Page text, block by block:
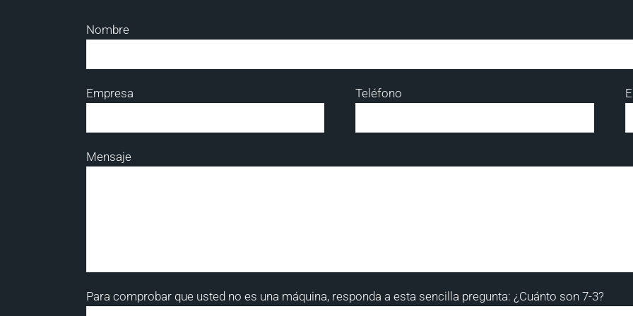
Nombre
Empresa Teléfono
Mensaje
Para comprobar que usted no es una máquina, responda a esta sencilla pregunta: ¿Cuánto son 7-3?